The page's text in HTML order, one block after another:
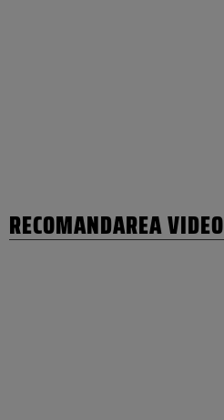
RECOMANDAREA VIDEO